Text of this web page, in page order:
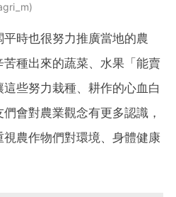
時也很努力推廣當地的農
種出來的蔬菜、水果「能賣
些努力栽種、耕作的心血白
會對農業觀念有更多認識，
農作物們對環境、身體健康